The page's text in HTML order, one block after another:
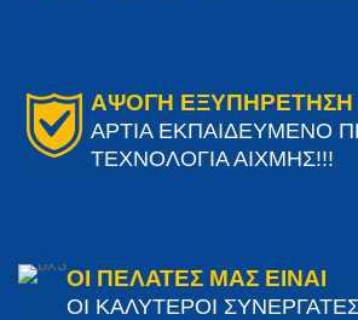
ΑΨΟΓΗ ΕΞΥΠΗΡΕΤΗΣΗ
ΑΡΤΙΑ ΕΚΠΑΙΔΕΥΜΕΝΟ
ΤΕΧΝΟΛΟΓΙΑ ΑΙΧΜΗΣ!!!
ΟΙ ΠΕΛΑΤΕΣ ΜΑΣ ΕΙΝΑΙ
ΟΙ ΚΑΛΥΤΕΡΟΙ